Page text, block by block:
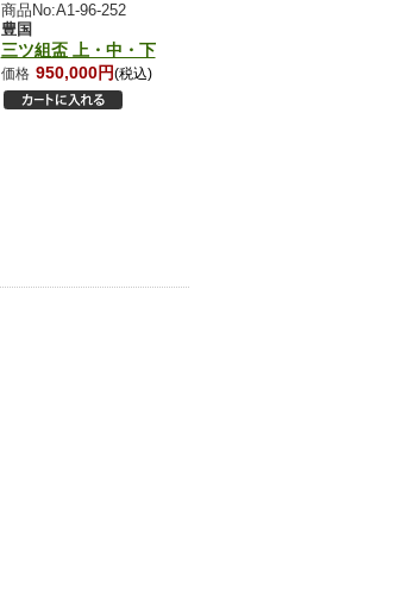
商品No:A1-96-252
豊国
三ツ組盃 上・中・下
価格 950,000円(税込)